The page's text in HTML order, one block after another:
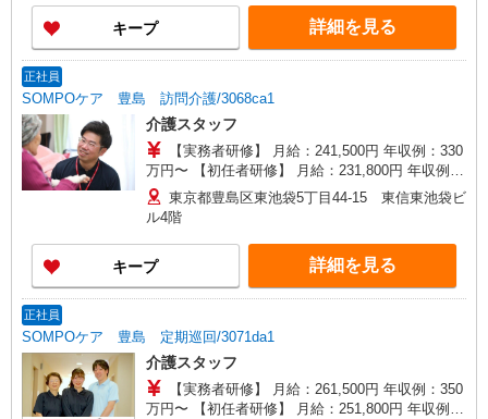
当別途支給：4,000円/回 ■オンコール手当（1,000
円/日）あり ※居住支援特別手当は勤続5年目まで
の方はさらに1万円支給（再入社は除く） ◎賞
外手当支給（超過1分〜）
キープ 詳細を見る
正社員
SOMPOケア 豊島 訪問介護/3068ca1
介護スタッフ
【実務者研修】 月給：241,500円 年収例：330
万円〜 【初任者研修】 月給：231,800円 年収例：
318万円〜 ※職務手当、（東京都）居住支援特別
手当、働きがい向上手当、日祝手当（月平均2回
分）等、毎月平均的に支払われる手当を含みま
す。 ※居住支援特別手当は勤続5年目までの方は
さらに1万円支給（再入社は除く） ◎賞与：基本
給2.08ヶ月分/年支給 ◎残業時は別途時間外手当支
東京都豊島区東池袋5丁目44-15 東信東池袋ビ
ル4階
キープ 詳細を見る
正社員
SOMPOケア 豊島 定期巡回/3071da1
介護スタッフ
【実務者研修】 月給：261,500円 年収例：350
万円〜 【初任者研修】 月給：251,800円 年収例：